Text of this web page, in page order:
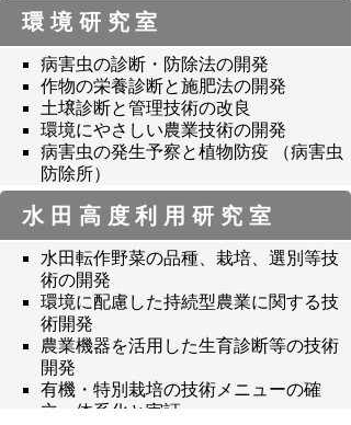
環境研究室
病害虫の診断・防除法の開発
作物の栄養診断と施肥法の開発
土壌診断と管理技術の改良
環境にやさしい農業技術の開発
病害虫の発生予察と植物防疫 （病害虫
防除所）
水田高度利用研究室
水田転作野菜の品種、栽培、選別等技
術の開発
環境に配慮した持続型農業に関する技
術開発
農業機器を活用した生育診断等の技術
開発
有機・特別栽培の技術メニューの確
立、体系化と実証